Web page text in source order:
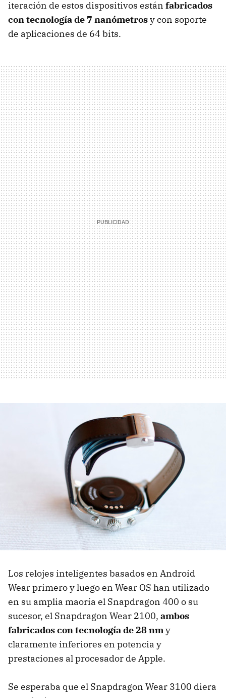
iteración de estos dispositivos están fabricados
con tecnología de 7 nanómetrosy con soporte
de aplicaciones de 64 bits.
Los relojes inteligentes basados en Android
Wear primero y luego en Wear OS han utilizado
en su amplia maoría el Snapdragon 400 o su
sucesor, el Snapdragon Wear 2100, ambos
fabricados con tecnología de 28 nmy
claramente inferiores en potencia y
prestaciones al procesador de Apple.
Se esperaba que el Snapdragon Wear 3100 diera